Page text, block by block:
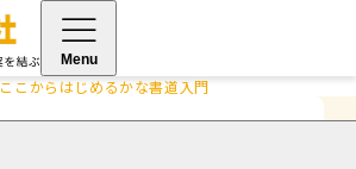
Menu
ここからはじめるかな書道入門